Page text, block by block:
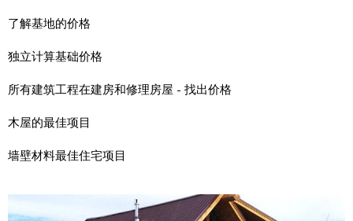
了解基地的价格
独立计算基础价格
所有建筑工程在建房和修理房屋 - 找出价格
木屋的最佳项目
墙壁材料最佳住宅项目